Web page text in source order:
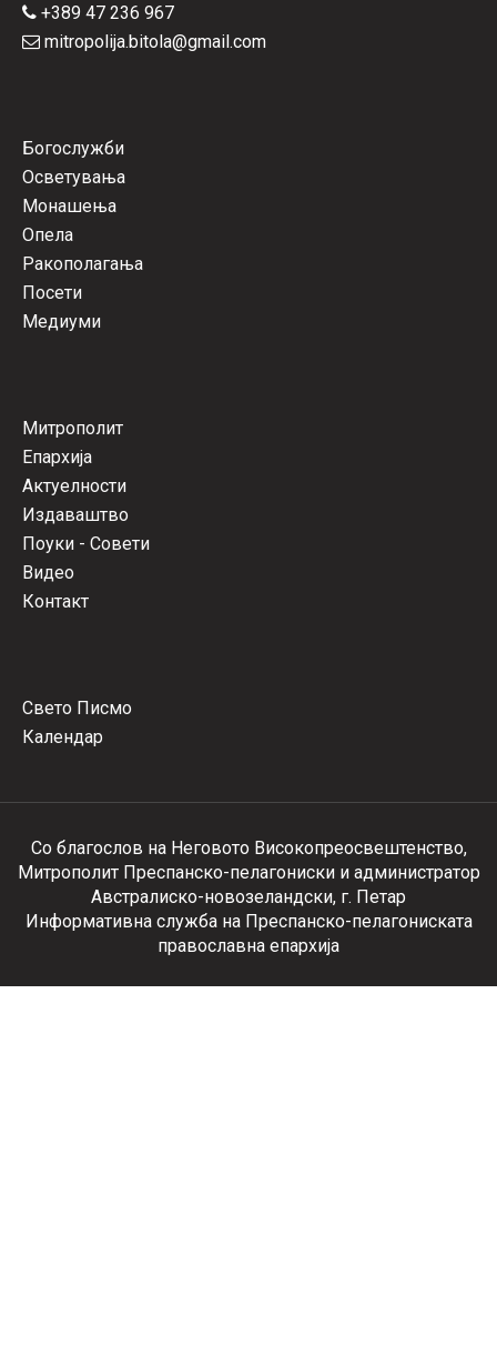
+389 47 236 967
mitropolija.bitola@gmail.com
Богослужби
Осветувања
Монашења
Опела
Ракополагања
Посети
Медиуми
Митрополит
Епархија
Актуелности
Издаваштво
Поуки - Совети
Видео
Контакт
Свето Писмо
Календар
Со благослов на Неговото Високопреосвештенство,
Митрополит Преспанско-пелагониски и администратор
Австралиско-новозеландски, г. Петар
Информативна служба на Преспанско-пелагониската
православна епархија